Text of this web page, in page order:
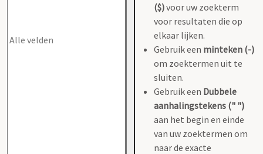
($)voor uw zoekterm
voor resultaten die op
elkaar lijken.
Gebruik een minteken (-)
om zoektermen uit te
sluiten.
Gebruik een Dubbele
aanhalingstekens (" ")
aan het begin en einde
van uw zoektermen om
naar de exacte